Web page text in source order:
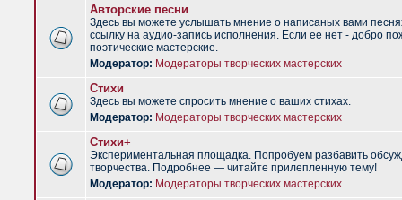
Авторские песни
Здесь вы можете услышать мнение о написаных вами
ссылку на аудио-запись исполнения. Если ее нет - добро
поэтические мастерские.
Модератор: Модераторы творческих мастерских
Стихи
Здесь вы можете спросить мнение о ваших стихах.
Модератор: Модераторы творческих мастерских
Стихи+
Экспериментальная площадка. Попробуем разбавить
творчества. Подробнее — читайте прилепленную тему!
Модератор: Модераторы творческих мастерских